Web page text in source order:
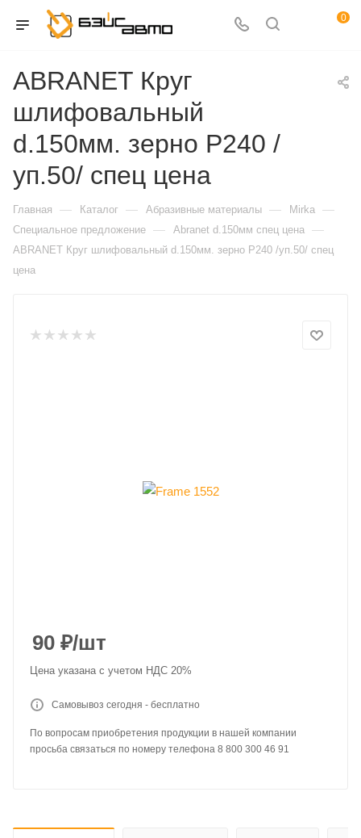
0
ABRANET Круг
шлифовальный
d.150мм. зерно P240 /
уп.50/ спец цена
Главная — Каталог — Абразивные материалы — Mirka —
Специальное предложение — Abranet d.150мм спец цена —
ABRANET Круг шлифовальный d.150мм. зерно P240 /уп.50/ спец
цена
90 ₽/шт
Цена указана с учетом НДС 20%
Самовывоз сегодня - бесплатно
По вопросам приобретения продукции в нашей компании
просьба связаться по номеру телефона 8 800 300 46 91